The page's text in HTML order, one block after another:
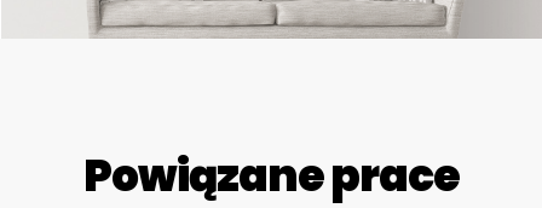
Powiązane prace